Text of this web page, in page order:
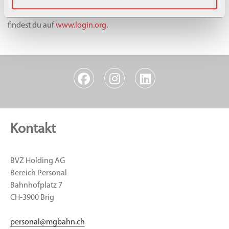
findest du aufwww.login.org.
Kontakt
BVZ Holding AG
Bereich Personal
Bahnhofplatz 7
CH-3900 Brig
personal @mgbahn.ch